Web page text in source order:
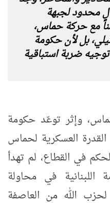
محدود لجبهة
مع حركة حماس،
بل لأن حكومة
ضربة استباقية
وإثر توعّد حكومة
القدرة العسكرية لحماس
في القطاع، لم تهدأ
اللبنانية في محاولة
الله من العاصفة